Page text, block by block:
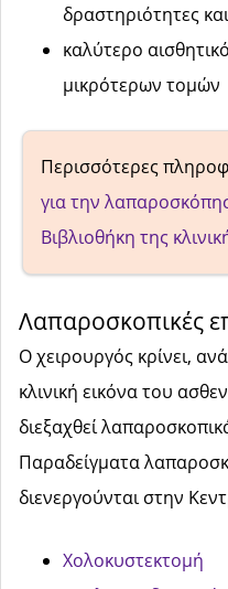
δραστηριότητες
καλύτερο
μικρότερων τομών
Περισσότερες
για την
Βιβλιοθήκη της
Λαπαροσκοπικές
Ο χειρουργός κρίνει,
κλινική εικόνα του
διεξαχθεί
Παραδείγματα
διενεργούνται στην
Χολοκυστεκτομή